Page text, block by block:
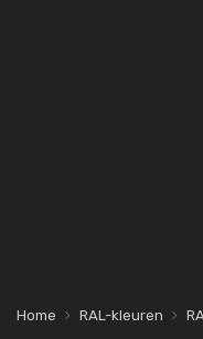
Home RAL-kleuren